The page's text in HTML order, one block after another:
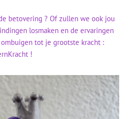
betovering ? Of zullen we ook jou
losmaken en de ervaringen
tot je grootste kracht :
!